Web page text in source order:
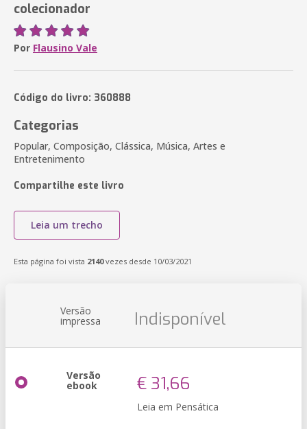
colecionador
Por Flausino Vale
Código do livro: 360888
Categorias
Popular, Composição, Clássica, Música, Artes e
Entretenimento
Compartilhe este livro
Leia um trecho
Esta página foi vista 2140vezes desde 10/03/2021
Versão
impressa Indisponível
Versão
ebook € 31,66
Leia em Pensática